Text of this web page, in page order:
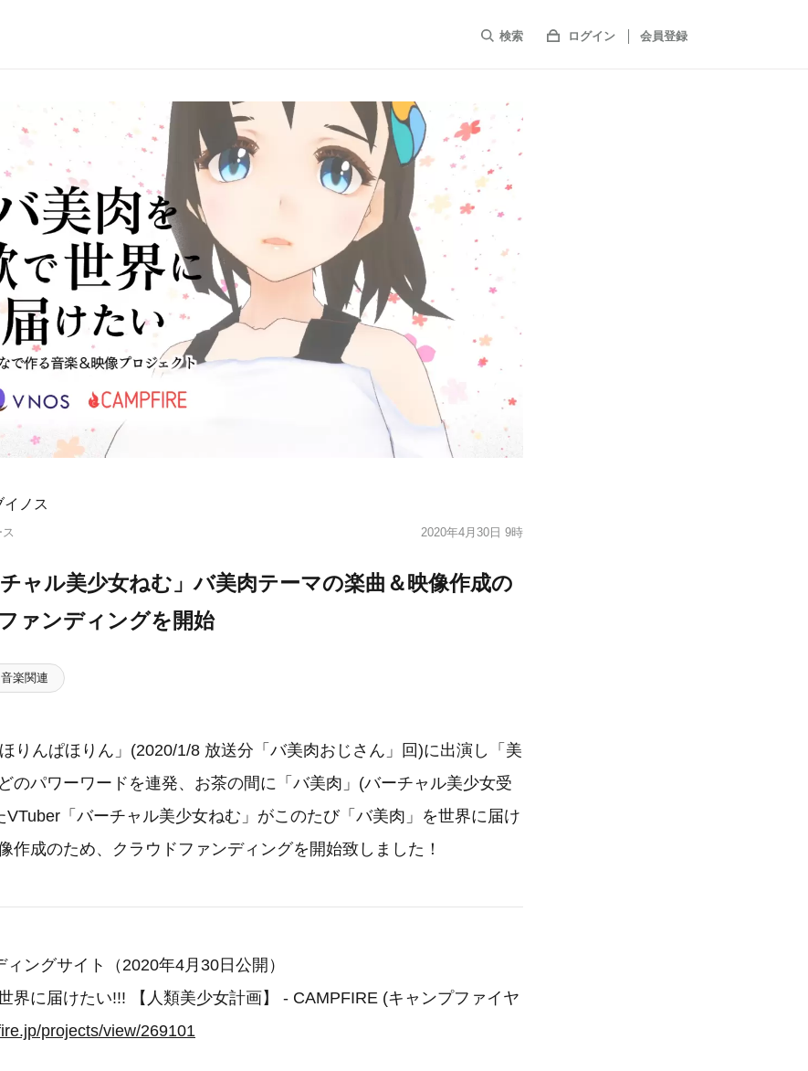
検索 ログイン 会員登録
ノス
2020年4月30日 9時
ャル美少女ねむ」バ美肉テーマの楽曲＆映像作成の
ァンディングを開始
楽関連
りんぱほりん」(2020/1/8 放送分「バ美肉おじさん」回)に出演し「美
のパワーワードを連発、お茶の間に「バ美肉」(バーチャル美少女受
VTuber「バーチャル美少女ねむ」がこのたび「バ美肉」を世界に届け
作成のため、クラウドファンディングを開始致しました！
ングサイト（2020年4月30日公開）
界に届けたい!!! 【人類美少女計画】 - CAMPFIRE (キャンプファイヤ
projects/view/269101